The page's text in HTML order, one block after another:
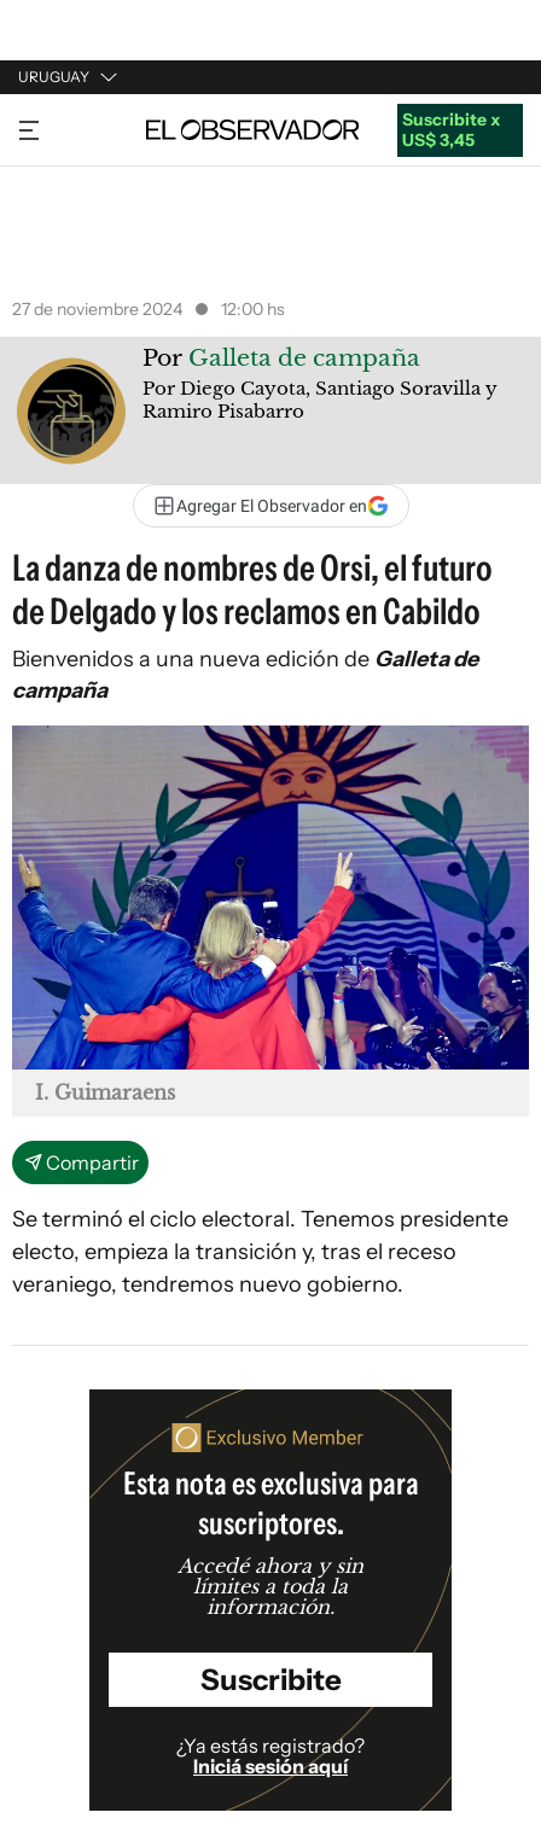
URUGUAY
URUGUAY
ARGENTINA
Suscribite x
US$ 3,45
27 de noviembre 2024 12:00 hs
Por Galleta de campaña
Por Diego Cayota, Santiago Soravilla y
Ramiro Pisabarro
Agregar El Observador en
La danza de nombres de Orsi, el futuro
de Delgado y los reclamos en Cabildo
Bienvenidos a una nueva edición de Galleta de
campaña
I. Guimaraens
Compartir
Se terminó el ciclo electoral. Tenemos presidente
electo, empieza la transición y, tras el receso
veraniego, tendremos nuevo gobierno.
Esta nota es exclusiva para
suscriptores.
Accedé ahora y sin
límites a toda la
información.
Suscribite
¿Ya estás registrado?
Iniciá sesión aquí